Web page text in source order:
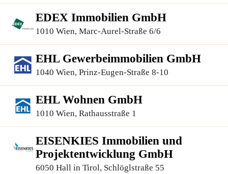
EDEX Immobilien GmbH
1010 Wien, Marc-Aurel-Straße 6/6
EHL Gewerbeimmobilien GmbH
1040 Wien, Prinz-Eugen-Straße 8-10
EHL Wohnen GmbH
1010 Wien, Rathausstraße 1
EISENKIES Immobilien und
Projektentwicklung GmbH
6050 Hall in Tirol, Schlöglstraße 55